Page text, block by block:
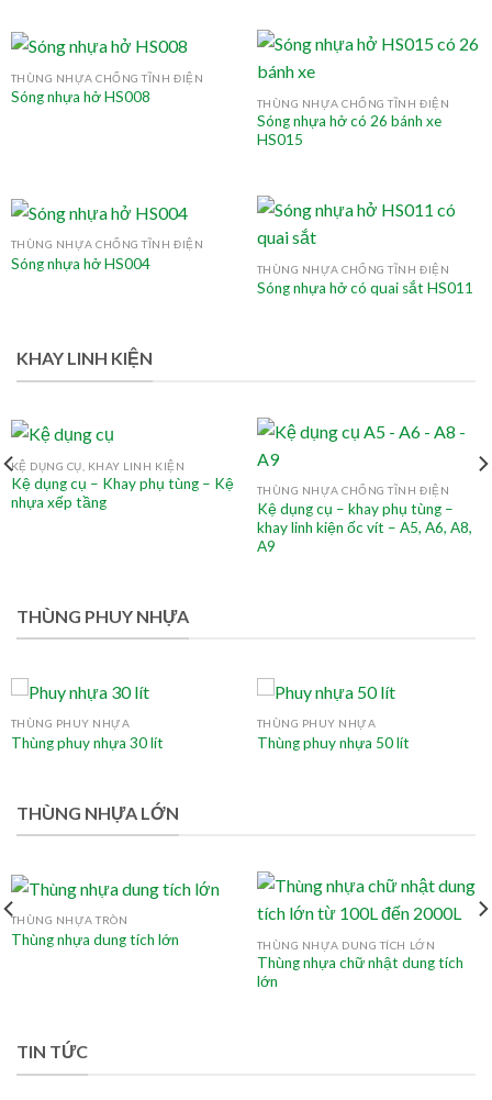
THÙNG NHỰA CHỐNG TĨNH ĐIỆN
Sóng nhựa hở HS008 THÙNG NHỰA CHỐNG TĨNH ĐIỆN
Sóng nhựa hở có 26 bánh xe
HS015
THÙNG NHỰA CHỐNG TĨNH ĐIỆN
Sóng nhựa hở HS004 THÙNG NHỰA CHỐNG TĨNH ĐIỆN
Sóng nhựa hở có quai sắt HS011
KHAY LINH KIỆN
KỆ DỤNG CỤ, KHAY LINH KIỆN
Kệ dụng cụ – Khay phụ tùng – Kệ
nhựa xếp tầng
THÙNG NHỰA CHỐNG TĨNH ĐIỆN
Kệ dụng cụ – khay phụ tùng –
khay linh kiện ốc vít – A5, A6, A8,
A9
THÙNG PHUY NHỰA
THÙNG PHUY NHỰA
Thùng phuy nhựa 30 lít
THÙNG PHUY NHỰA
Thùng phuy nhựa 50 lít
THÙNG NHỰA LỚN
THÙNG NHỰA TRÒN
Thùng nhựa dung tích lớn THÙNG NHỰA DUNG TÍCH LỚN
Thùng nhựa chữ nhật dung tích
lớn
TIN TỨC